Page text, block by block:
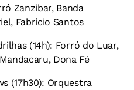
Zanzibar, Banda
Fabrício Santos
(14h): Forró do Luar,
Dona Fé
(17h30): Orquestra